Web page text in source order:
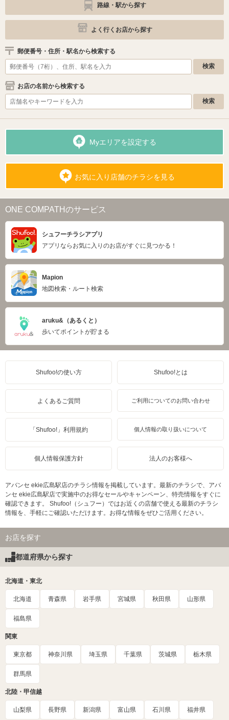
路線・駅から探す
よく行くお店から探す
郵便番号・住所・駅名から検索する
お店の名前から検索する
Myエリアを設定する
お気に入り店舗のチラシを見る
ONE COMPATHのサービス
シュフーチラシアプリ
アプリならお気に入りのお店がすぐに見つかる！
Mapion
地図検索・ルート検索
aruku&（あるくと）
歩いてポイントが貯まる
Shufoo!の使い方 Shufoo!とは
よくあるご質問 ご利用についてのお問い合わせ
「Shufoo!」利用規約 個人情報の取り扱いについて
個人情報保護方針 法人のお客様へ
アバンセ ekie広島駅店のチラシ情報を掲載しています。最新のチラシで、アバ
ンセ ekie広島駅店で実施中のお得なセールやキャンペーン、特売情報をすぐに
確認できます。 Shufoo!（シュフー）ではお近くの店舗で使える最新のチラシ
情報を、手軽にご確認いただけます。お得な情報をぜひご活用ください。
お店を探す
都道府県から探す
北海道・東北
北海道 青森県 岩手県 宮城県 秋田県 山形県
福島県
関東
東京都 神奈川県 埼玉県 千葉県 茨城県 栃木県
群馬県
北陸・甲信越
山梨県 長野県 新潟県 富山県 石川県 福井県